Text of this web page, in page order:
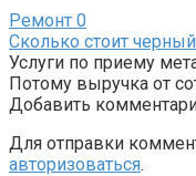
Ремонт 0
Сколько стоит
Услуги по приему
Потому выручка от
Добавить
Для отправки
авторизоваться.